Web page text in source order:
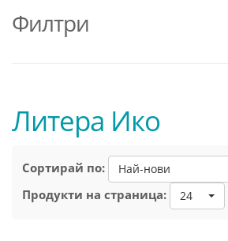
Филтри
Литера Ико
Сортирай по: Най-нови
Продукти на страница: 24